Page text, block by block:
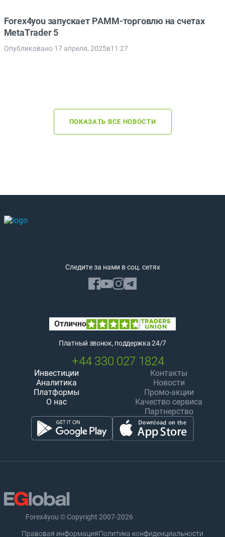
Forex4you запускает PAMM-торговлю на счетах
MetaTrader 5
Опубликовано 17 апреля, 2025в11:27
ПОКАЗАТЬ ВСЕ НОВОСТИ
Следите за нами в соц. сетях
Платный звонок, поддержка 24/7
+44 330 027 1824
Инвестиции
Аналитика
Платформы
О нас
Контакты
Новости
Промо-акции
Качество сервиса
Партнерство
Forex4you © Copyright 2007-2026
Правовая информацияПолитика конфиденциальности